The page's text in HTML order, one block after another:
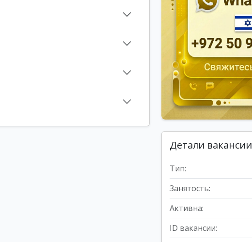
Детали вакансии
Тип:
Занятость:
Активна:
ID вакансии: